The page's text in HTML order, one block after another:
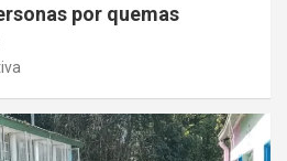
por quemas